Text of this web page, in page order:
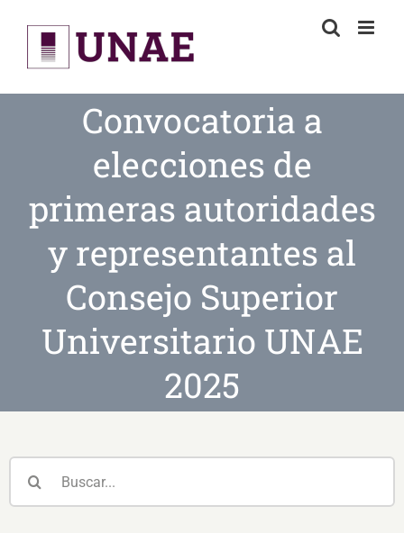
content
Convocatoria a
elecciones de
primeras autoridades
y representantes al
Consejo Superior
Universitario UNAE
2025